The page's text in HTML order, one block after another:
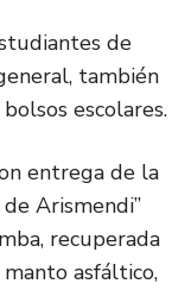
de
también
escolares.
entrega de la
Arismendi”
recuperada
asfáltico,